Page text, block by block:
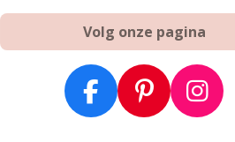
Volg onze pagina
F
a
P
i
I
n